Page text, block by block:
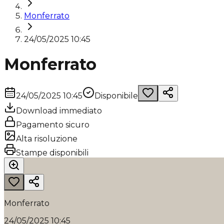
Monferrato
24/05/2025 10:45
Monferrato
24/05/2025 10:45
Disponibile
Download immediato
Pagamento sicuro
Alta risoluzione
Stampe disponibili
Monferrato
24/05/2025 10:45